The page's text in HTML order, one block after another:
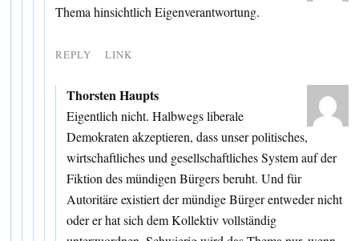
Thema hinsichtlich Eigenverantwortung.
REPLY LINK
Thorsten Haupts
Eigentlich nicht. Halbwegs liberale
Demokraten akzeptieren, dass unser politisches,
wirtschaftliches und gesellschaftliches System auf der
Fiktion des mündigen Bürgers beruht. Und für
Autoritäre existiert der mündige Bürger entweder nicht
oder er hat sich dem Kollektiv vollständig